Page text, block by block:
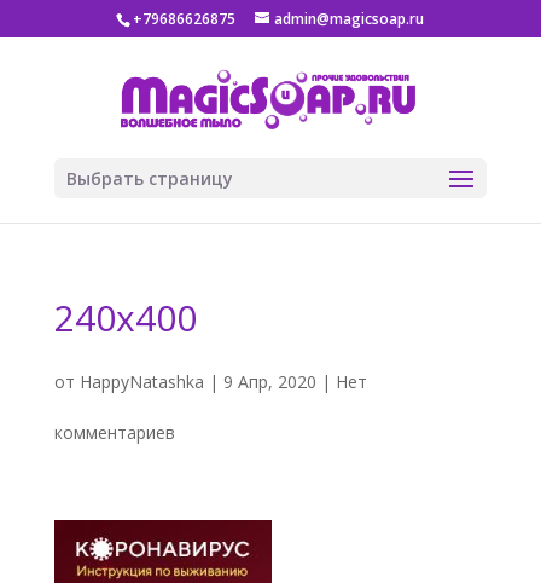
+79686626875 admin@magicsoap.ru
Выбрать страницу
240х400
от HappyNatashka | 9 Апр, 2020 | Нет
комментариев